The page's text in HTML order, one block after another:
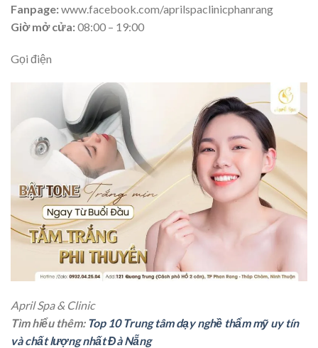
Fanpage:www.facebook.com/aprilspaclinicphanrang
Giờ mở cửa:08:00 – 19:00
Gọi điện
April Spa & Clinic
Tìm hiểu thêm: Top 10 Trung tâm dạy nghề thẩm mỹ uy tín
và chất lượng nhất Đà Nẵng